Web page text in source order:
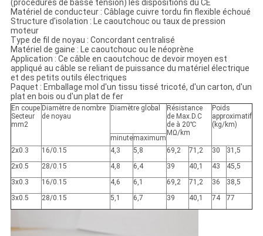
(procédures de basse tension) les dispositions du CE
Matériel de conducteur : Câblage cuivre tordu fin flexible échoué
Structure d'isolation : Le caoutchouc ou taux de pression
moteur
Type de fil de noyau : Concordant centralisé
Matériel de gaine : Le caoutchouc ou le néoprène
Application : Ce câble en caoutchouc de devoir moyen est
appliqué au câble se reliant de puissance du matériel électrique
et des petits outils électriques
Paquet : Emballage mol d'un tissu tissé tricoté, d'un carton, d'un
plat en bois ou d'un plat de fer
En coupe
Secteur
mm2
Diamètre de nombre
de noyau
Diamètre global
Résistance
de Max.D.C
de à 20℃
MΩ/km
Poids
approximatif
(kg/km)
minutemaximum
2x0.3
16/0.15 4,3 5,8 69,2 71,2 30
31,5
2x0.5
28/0.15 4,8 6,4 39 40,1 43
45,5
3x0.3
16/0.15 4,6 6,1 69,2 71,2 36
38,5
3x0.5
28/0.15 5,1 6,7 39 40,1 74 77